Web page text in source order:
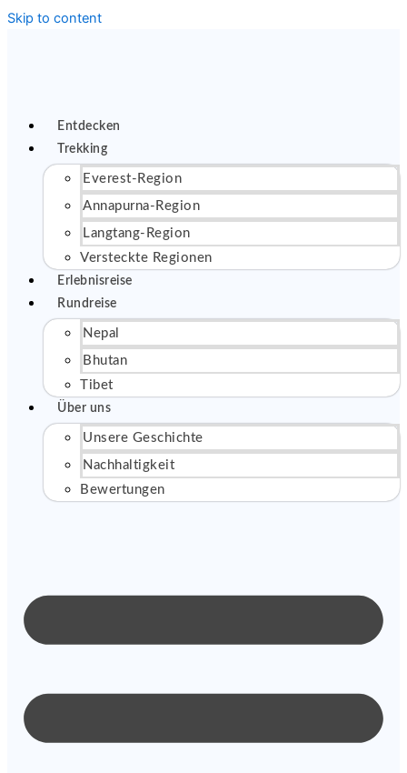
Skip to content
Entdecken
Trekking
Everest-Region
Annapurna-Region
Langtang-Region
Versteckte Regionen
Erlebnisreise
Rundreise
Nepal
Bhutan
Tibet
Über uns
Unsere Geschichte
Nachhaltigkeit
Bewertungen